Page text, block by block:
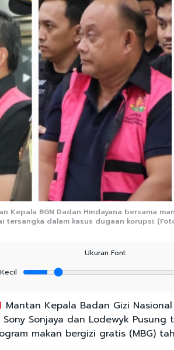
Kepala BGN Dadan Hindayana bersama
tersangka dalam kasus dugaan korupsi.
Ukuran Font
Kecil
Mantan Kepala Badan Gizi
Sonjaya dan Lodewyk
makan bergizi gratis (MBG)